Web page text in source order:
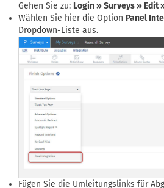
Gehen Sie zu: Login » Surveys » Edit
Wählen Sie hier die Option Panel
Dropdown-Liste aus.
Fügen Sie die Umleitungslinks für